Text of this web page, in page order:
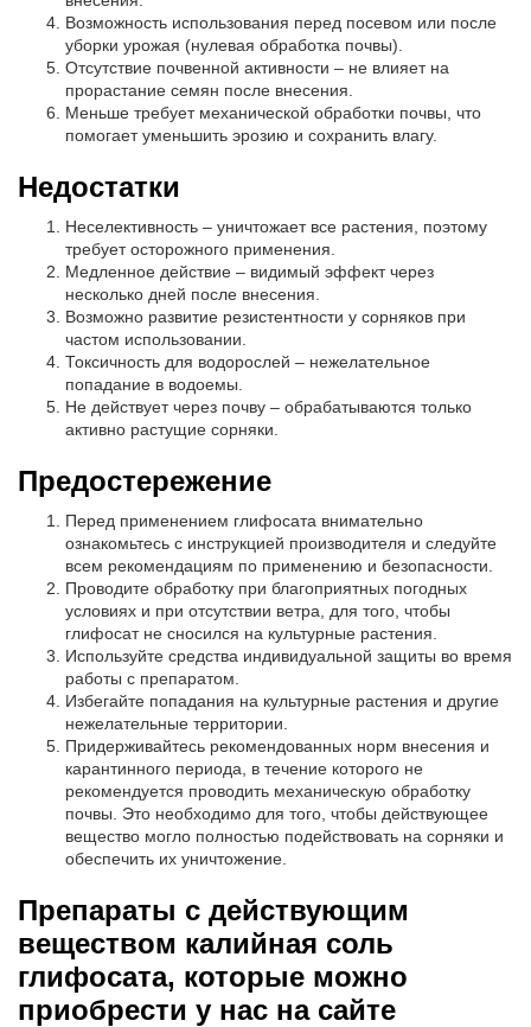
Возможность использования перед посевом или после
уборки урожая (нулевая обработка почвы).
Отсутствие почвенной активности – не влияет на
прорастание семян после внесения.
Меньше требует механической обработки почвы, что
помогает уменьшить эрозию и сохранить влагу.
Недостатки
Неселективность – уничтожает все растения, поэтому
требует осторожного применения.
Медленное действие – видимый эффект через
несколько дней после внесения.
Возможно развитие резистентности у сорняков при
частом использовании.
Токсичность для водорослей – нежелательное
попадание в водоемы.
Не действует через почву – обрабатываются только
активно растущие сорняки.
Предостережение
Перед применением глифосата внимательно
ознакомьтесь с инструкцией производителя и следуйте
всем рекомендациям по применению и безопасности.
Проводите обработку при благоприятных погодных
условиях и при отсутствии ветра, для того, чтобы
глифосат не сносился на культурные растения.
Используйте средства индивидуальной защиты во время
работы с препаратом.
Избегайте попадания на культурные растения и другие
нежелательные территории.
Придерживайтесь рекомендованных норм внесения и
карантинного периода, в течение которого не
рекомендуется проводить механическую обработку
почвы. Это необходимо для того, чтобы действующее
вещество могло полностью подействовать на сорняки и
обеспечить их уничтожение.
Препараты с действующим
веществом калийная соль
глифосата, которые можно
приобрести у нас на сайте